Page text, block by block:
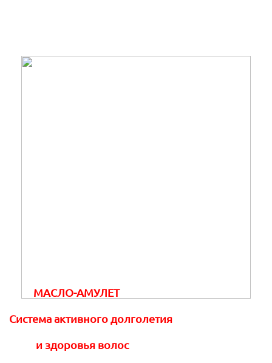
МАСЛО-АМУЛЕТ
Система активного долголетия
и здоровья волос